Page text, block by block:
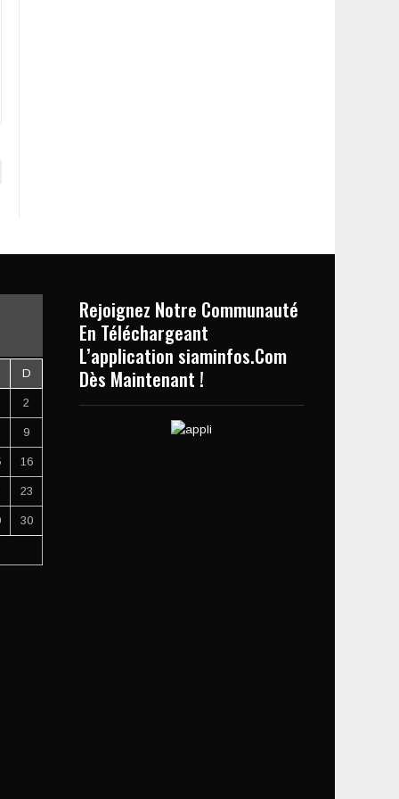
D
2
9
16
23
30
Rejoignez Notre Communauté
En Téléchargeant
L’application siaminfos.Com
Dès Maintenant !